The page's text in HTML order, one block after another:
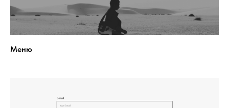
Меню